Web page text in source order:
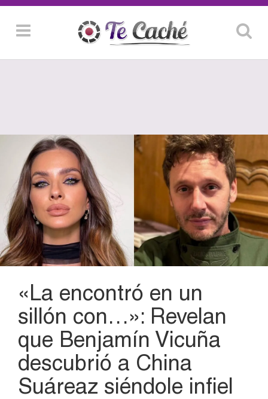
«La encontró en un
sillón con…»: Revelan
que Benjamín Vicuña
descubrió a China
Suáreaz siéndole infiel